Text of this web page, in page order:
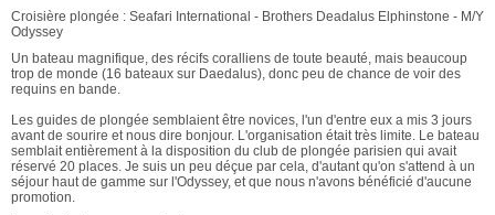
Croisière plongée : Seafari International - Brothers Deadalus Elphinstone - M/Y
Odyssey
Un bateau magnifique, des récifs coralliens de toute beauté, mais beaucoup
trop de monde (16 bateaux sur Daedalus), donc peu de chance de voir des
requins en bande.
Les guides de plongée semblaient être novices, l'un d'entre eux a mis 3 jours
avant de sourire et nous dire bonjour. L'organisation était très limite. Le bateau
semblait entièrement à la disposition du club de plongée parisien qui avait
réservé 20 places. Je suis un peu déçue par cela, d'autant qu'on s'attend à un
séjour haut de gamme sur l'Odyssey, et que nous n'avons bénéficié d'aucune
promotion.